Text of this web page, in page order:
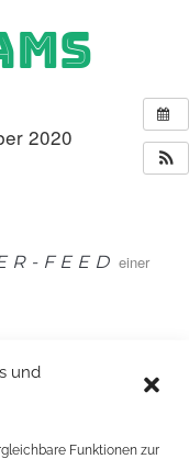
und
Funktionen zur
2020
FEED einer